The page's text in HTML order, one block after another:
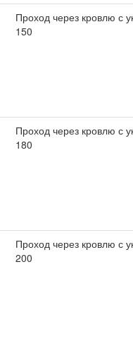
Проход через кровлю с
150
Проход через кровлю с
180
Проход через кровлю с
200